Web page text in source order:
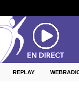
REPLAY